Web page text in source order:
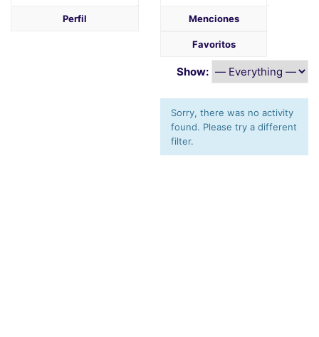
Perfil Menciones
Favoritos
Show:
Sorry, there was no activity
found. Please try a different
filter.